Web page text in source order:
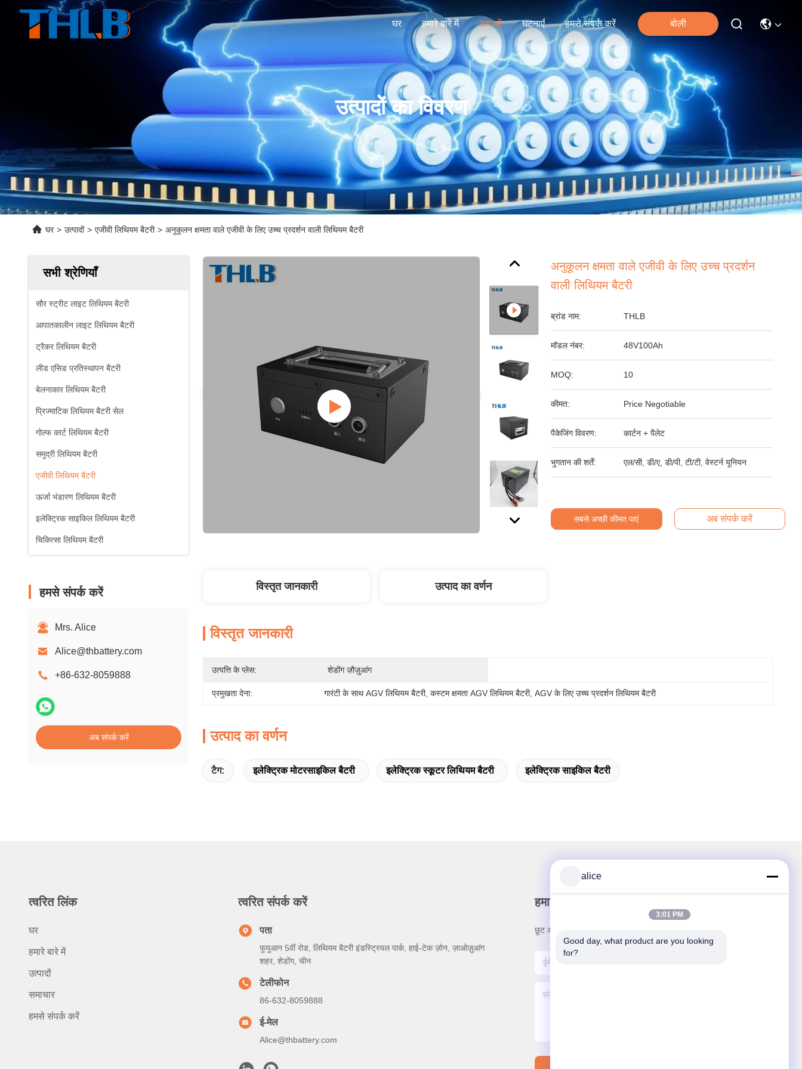
घर हमारे बारे में उत्पादों घटनाएँ हमसे संपर्क करें बोली
उत्पादों का विवरण
घर > उत्पादों > एजीवी लिथियम बैटरी > अनुकूलन क्षमता वाले एजीवी के लिए उच्च प्रदर्शन वाली लिथियम बैटरी
सभी श्रेणियाँ
सौर स्ट्रीट लाइट लिथियम बैटरी
आपातकालीन लाइट लिथियम बैटरी
ट्रैकर लिथियम बैटरी
लीड एसिड प्रतिस्थापन बैटरी
बेलनाकार लिथियम बैटरी
प्रिज्माटिक लिथियम बैटरी सेल
गोल्फ कार्ट लिथियम बैटरी
समुद्री लिथियम बैटरी
एजीवी लिथियम बैटरी
ऊर्जा भंडारण लिथियम बैटरी
इलेक्ट्रिक साइकिल लिथियम बैटरी
चिकित्सा लिथियम बैटरी
हमसे संपर्क करें
Mrs. Alice
Alice@thbattery.com
+86-632-8059888
अब संपर्क करें
अनुकूलन क्षमता वाले एजीवी के लिए उच्च प्रदर्शन
वाली लिथियम बैटरी
ब्रांड नाम: THLB
मॉडल नंबर: 48V100Ah
MOQ: 10
कीमत: Price Negotiable
पैकेजिंग विवरण: कार्टन + पैलेट
भुगतान की शर्तें: एल/सी, डी/ए, डी/पी, टी/टी, वेस्टर्न यूनियन
सबसे अच्छी कीमत पाएं अब संपर्क करें
विस्तृत जानकारी उत्पाद का वर्णन
विस्तृत जानकारी
उत्पत्ति के प्लेस: शेडोंग ज़ौज़ुआंग
प्रमुखता देना: गारंटी के साथ AGV लिथियम बैटरी, कस्टम क्षमता AGV लिथियम बैटरी, AGV के लिए उच्च प्रदर्शन लिथियम बैटरी
उत्पाद का वर्णन
टैग: इलेक्ट्रिक मोटरसाइकिल बैटरी इलेक्ट्रिक स्कूटर लिथियम बैटरी इलेक्ट्रिक साइकिल बैटरी
त्वरित लिंक
घर
हमारे बारे में
उत्पादों
समाचार
हमसे संपर्क करें
त्वरित संपर्क करें
पता
फुयुआन 5वीं रोड, लिथियम बैटरी इंडस्ट्रियल पार्क, हाई-टेक ज़ोन, ज़ाओज़ुआंग
शहर, शेडोंग, चीन
टेलीफोन
86-632-8059888
ई-मेल
Alice@thbattery.com
हमारा न्यूज़लैटर
छूट और अधिक के लिए हमारे न्यूज़लेटर की सदस्यता लें।
alice
3:01 PM
Good day, what product are you looking
for?